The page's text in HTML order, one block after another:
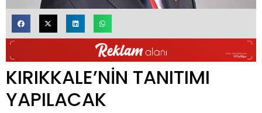
KIRIKKALE’NİN TANITIMI
YAPILACAK